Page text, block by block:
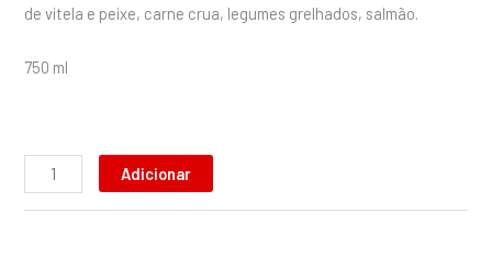
de vitela e peixe, carne crua, legumes grelhados, salmão.
750 ml
Adicionar